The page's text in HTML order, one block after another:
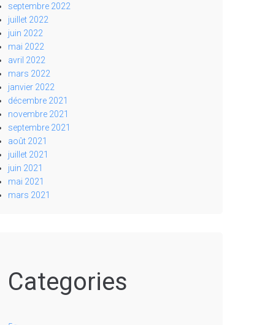
septembre 2022
juillet 2022
juin 2022
mai 2022
avril 2022
mars 2022
janvier 2022
décembre 2021
novembre 2021
septembre 2021
août 2021
juillet 2021
juin 2021
mai 2021
mars 2021
Categories